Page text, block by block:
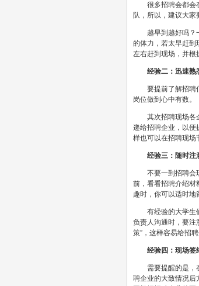
很多招聘会都会在
队，所以，建议大家
越早到越好吗？一
的体力，若太早赶到
左右赶到现场，并根
经验二：迅速熟
要提前了解招聘信
岗位做到心中有数。
其次招聘现场各企
递给招聘企业，以便
样也可以在招聘现场
经验三：随时注
不要一到招聘会现
前，看看招聘介绍材
趣时，你可以适时地
有经验的大学生们
负责人沟通时，要注
策”，这样容易给招
经验四：现场签
需要提醒的是，在
聘企业的大致情况后